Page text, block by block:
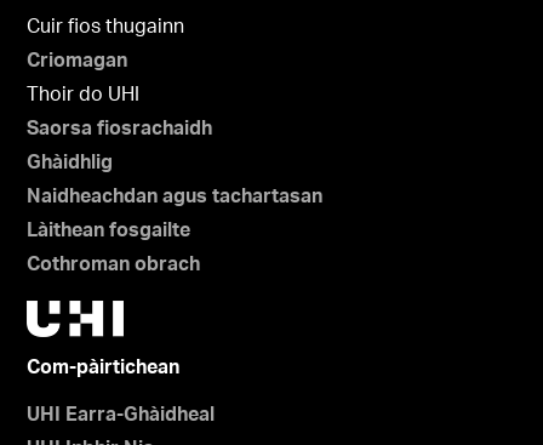
Cuir fios thugainn
Criomagan
Thoir do UHI
Saorsa fiosrachaidh
Ghàidhlig
Naidheachdan agus tachartasan
Làithean fosgailte
Cothroman obrach
Com-pàirtichean
UHI Earra-Ghàidheal